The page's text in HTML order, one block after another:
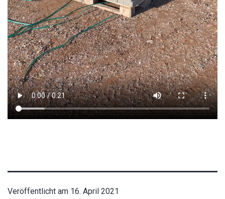
Veröffentlicht am 16. April 2021